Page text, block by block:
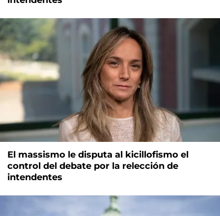
El massismo le disputa al kicillofismo el
control del debate por la relección de
intendentes